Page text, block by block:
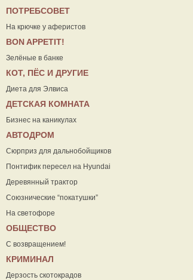
ПОТРЕБСОВЕТ
На крючке у аферистов
ВON APPETIT!
Зелёные в банке
КОТ, ПЁС И ДРУГИЕ
Диета для Элвиса
ДЕТСКАЯ КОМНАТА
Бизнес на каникулах
АВТОДРОМ
Сюрприз для дальнобойщиков
Понтифик пересел на Hyundai
Деревянный трактор
Союзнические “покатушки”
На светофоре
ОБЩЕСТВО
С возвращением!
КРИМИНАЛ
Дерзость скотокрадов